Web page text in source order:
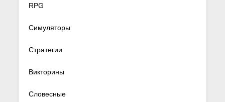
RPG
Симуляторы
Стратегии
Викторины
Словесные